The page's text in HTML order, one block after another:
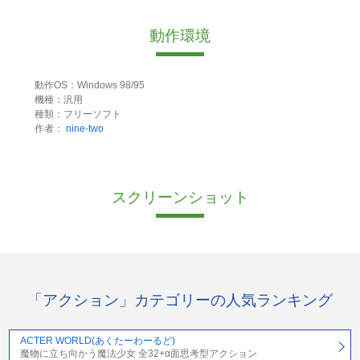
動作環境
動作OS：Windows 98/95
機種：汎用
種類：フリーソフト
作者： nine-two
スクリーンショット
「アクション」カテゴリーの人気ランキング
ACTER WORLD(あくたーわーるど)
魔物に立ち向かう魔法少女 全32+α面思考型アクション